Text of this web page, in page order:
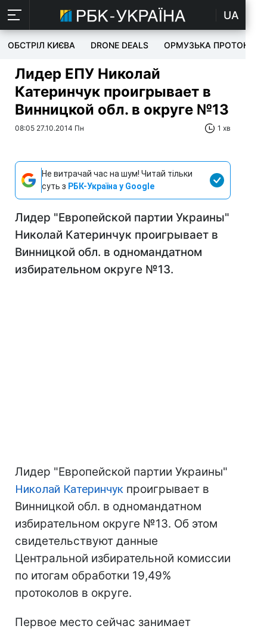
UA
ОБСТРІЛ КИЄВА DRONE DEALS ОРМУЗЬКА ПРОТОКА
Лидер ЕПУ Николай
Катеринчук проигрывает в
Винницкой обл. в округе №13
08:05 27.10.2014 Пн 1 хв
Не витрачай час на шум! Читай тільки
суть з РБК-Україна у Google
Лидер "Европейской партии Украины"
Николай Катеринчук проигрывает в
Винницкой обл. в одномандатном
избирательном округе №13.
Лидер "Европейской партии Украины"
Николай Катеринчук проигрывает в
Винницкой обл. в одномандатном
избирательном округе №13. Об этом
свидетельствуют данные
Центральной избирательной комиссии
по итогам обработки 19,49%
протоколов в округе.
Первое место сейчас занимает